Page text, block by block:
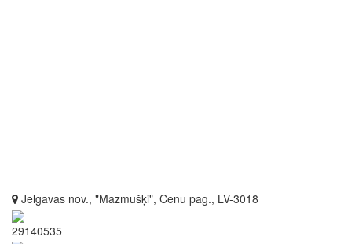
Jelgavas nov., "Mazmušķi", Cenu pag., LV-3018
29140535